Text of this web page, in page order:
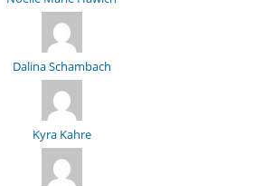
Dalina Schambach
Kyra Kahre